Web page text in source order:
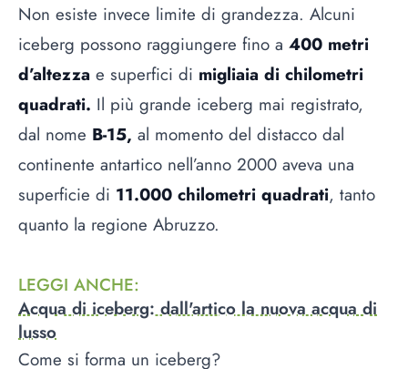
Non esiste invece limite di grandezza. Alcuni
iceberg possono raggiungere fino a 400 metri
d’altezza e superfici di migliaia di chilometri
quadrati. Il più grande iceberg mai registrato,
dal nome B-15, al momento del distacco dal
continente antartico nell’anno 2000 aveva una
superficie di 11.000 chilometri quadrati, tanto
quanto la regione Abruzzo.
LEGGI ANCHE:
Acqua di iceberg: dall'artico la nuova acqua di
lusso
Come si forma un iceberg?